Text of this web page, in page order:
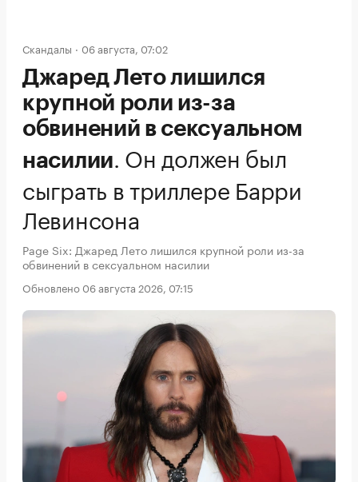
Скандалы 06 августа, 07:02
Джаред Лето лишился
крупной роли из-за
обвинений в сексуальном
насилии. Он должен был
сыграть в триллере Барри
Левинсона
Page Six: Джаред Лето лишился крупной роли из-за
обвинений в сексуальном насилии
Обновлено 06 августа 2026, 07:15